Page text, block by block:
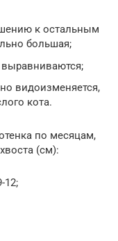
к остальным
большая;
видоизменяется,
кота.
по месяцам,
(см):
12;